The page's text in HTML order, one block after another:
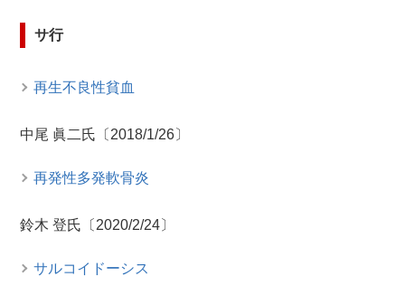
サ行
再生不良性貧血
中尾 眞二氏〔2018/1/26〕
再発性多発軟骨炎
鈴木 登氏〔2020/2/24〕
サルコイドーシス